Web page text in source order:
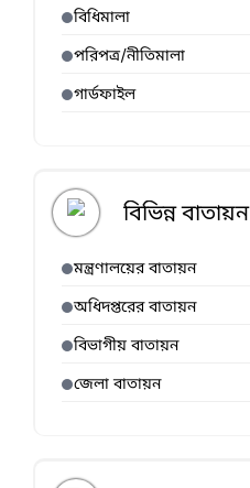
বিধিমালা
পরিপত্র/নীতিমালা
গার্ডফাইল
বিভিন্ন বাতায়ন
মন্ত্রণালয়ের বাতায়ন
অধিদপ্তরের বাতায়ন
বিভাগীয় বাতায়ন
জেলা বাতায়ন